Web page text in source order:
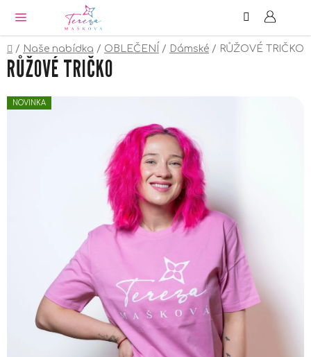
obsah
Domů
/ Naše nabídka / OBLEČENÍ / Dámské / RŮŽOVÉ TRIČKO
RŮŽOVÉ TRIČKO
NOVINKA